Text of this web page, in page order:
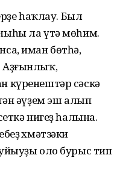
һаҡлау. Был
ла үтә мөһим.
иман бөтһә,
сәскә
әүҙем эш алып
нигеҙ һалына.
Әхмәтзәки
оло бурыс тип